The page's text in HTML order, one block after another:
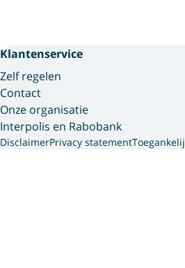
Klantenservice
Zelf regelen
Contact
Onze organisatie
Interpolis en Rabobank
DisclaimerPrivacy statement